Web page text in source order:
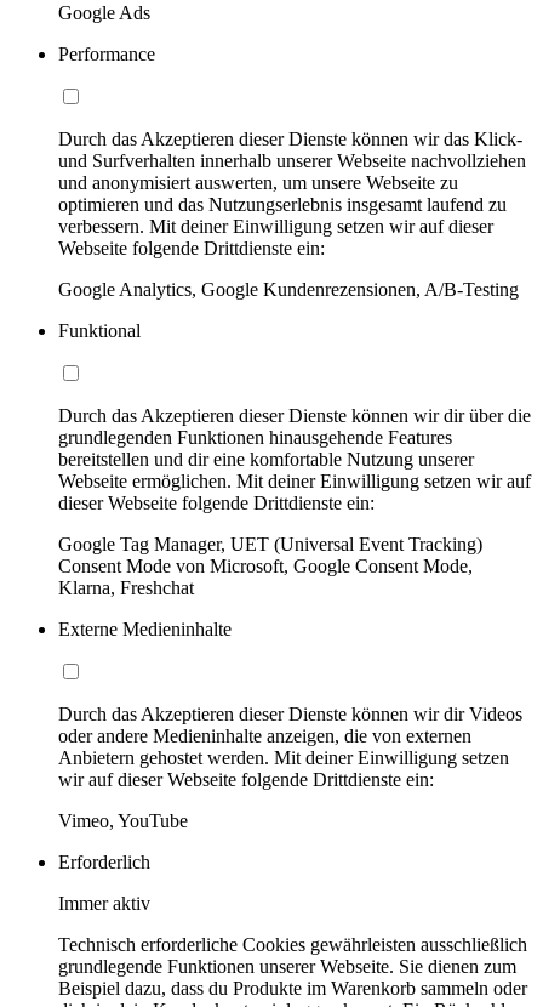
Google Ads
Performance
Durch das Akzeptieren dieser Dienste können wir das Klick-
und Surfverhalten innerhalb unserer Webseite nachvollziehen
und anonymisiert auswerten, um unsere Webseite zu
optimieren und das Nutzungserlebnis insgesamt laufend zu
verbessern. Mit deiner Einwilligung setzen wir auf dieser
Webseite folgende Drittdienste ein:
Google Analytics, Google Kundenrezensionen, A/B-Testing
Funktional
Durch das Akzeptieren dieser Dienste können wir dir über die
grundlegenden Funktionen hinausgehende Features
bereitstellen und dir eine komfortable Nutzung unserer
Webseite ermöglichen. Mit deiner Einwilligung setzen wir auf
dieser Webseite folgende Drittdienste ein:
Google Tag Manager, UET (Universal Event Tracking)
Consent Mode von Microsoft, Google Consent Mode,
Klarna, Freshchat
Externe Medieninhalte
Durch das Akzeptieren dieser Dienste können wir dir Videos
oder andere Medieninhalte anzeigen, die von externen
Anbietern gehostet werden. Mit deiner Einwilligung setzen
wir auf dieser Webseite folgende Drittdienste ein:
Vimeo, YouTube
Erforderlich
Immer aktiv
Technisch erforderliche Cookies gewährleisten ausschließlich
grundlegende Funktionen unserer Webseite. Sie dienen zum
Beispiel dazu, dass du Produkte im Warenkorb sammeln oder